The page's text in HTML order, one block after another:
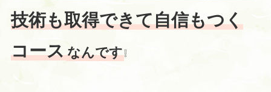
技術も取得できて自信もつく
コースなんです❕